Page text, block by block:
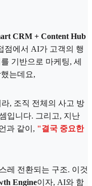
CRM + Content Hub
점에서 AI가 고객의 행
기반으로 마케팅, 세
는데요,
, 조직 전체의 사고 방
입니다. 그리고, 지난
과 같이, "결국 중요한
레 전환되는 구조. 이것
Engine이자, AI와 함